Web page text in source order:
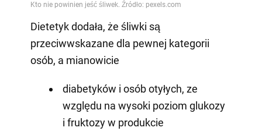
Dietetyk dodała, że śliwki są
przeciwwskazane dla pewnej kategorii
osób, a mianowicie
diabetyków i osób otyłych, ze
względu na wysoki poziom glukozy
i fruktozy w produkcie